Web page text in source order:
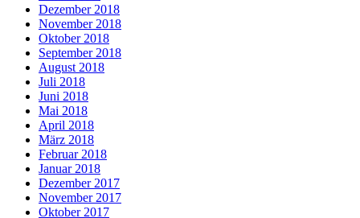
Dezember 2018
November 2018
Oktober 2018
September 2018
August 2018
Juli 2018
Juni 2018
Mai 2018
April 2018
März 2018
Februar 2018
Januar 2018
Dezember 2017
November 2017
Oktober 2017